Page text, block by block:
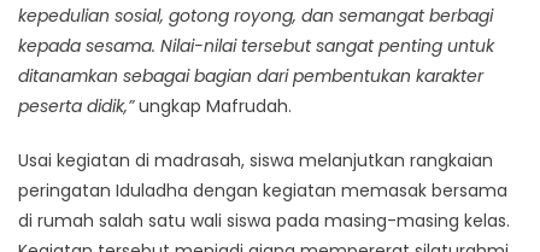
kepedulian sosial, gotong royong, dan semangat berbagi
kepada sesama. Nilai-nilai tersebut sangat penting untuk
ditanamkan sebagai bagian dari pembentukan karakter
peserta didik,”ungkap Mafrudah.
Usai kegiatan di madrasah, siswa melanjutkan rangkaian
peringatan Iduladha dengan kegiatan memasak bersama
di rumah salah satu wali siswa pada masing-masing kelas.